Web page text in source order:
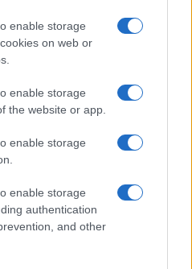
enable storage
on web or
enable storage
the website or app.
enable storage
enable storage
authentication
and other